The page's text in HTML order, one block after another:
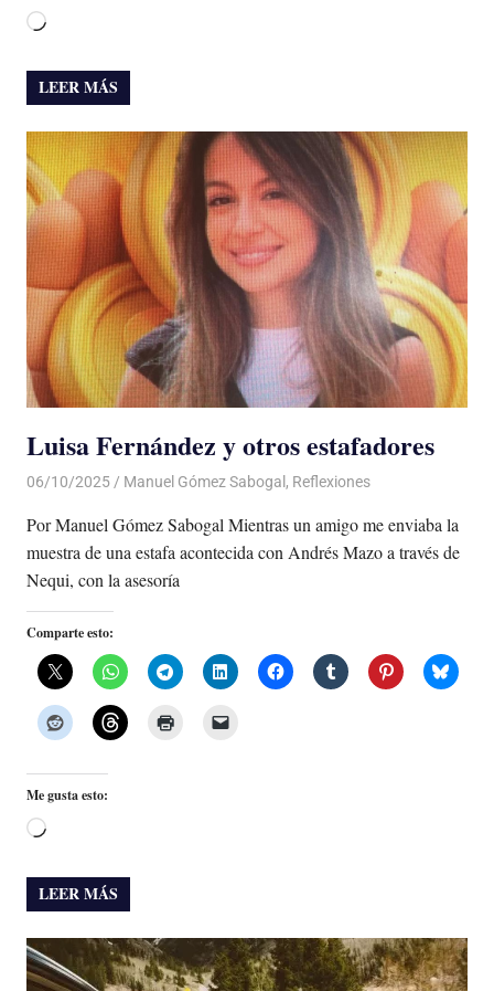
Cargando...
LEER MÁS
Luisa Fernández y otros estafadores
06/10/2025 De todo un Poco
Manuel Gómez Sabogal , Reflexiones
Por Manuel Gómez Sabogal Mientras un amigo me enviaba la
muestra de una estafa acontecida con Andrés Mazo a través de
Nequi, con la asesoría
Comparte esto:
Me gusta esto:
Cargando...
LEER MÁS